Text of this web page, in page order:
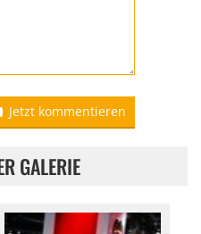
Jetzt kommentieren
GALERIE